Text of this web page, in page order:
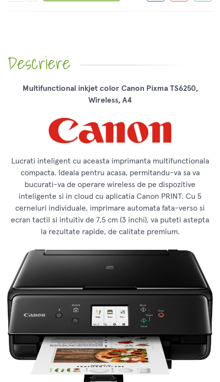
Descriere
Multifunctional inkjet color Canon Pixma TS6250,
Wireless, A4
Lucrati inteligent cu aceasta imprimanta multifunctionala
compacta. Ideala pentru acasa, permitandu-va sa va
bucurati-va de operare wireless de pe dispozitive
inteligente si in cloud cu aplicatia Canon PRINT. Cu 5
cerneluri individuale, imprimare automata fata-verso si
ecran tactil si intuitiv de 7,5 cm (3 inchi), va puteti astepta
la rezultate rapide, de calitate premium.